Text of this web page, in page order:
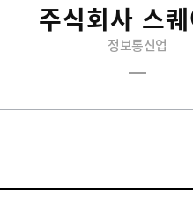
주식회사 스
정보통신업